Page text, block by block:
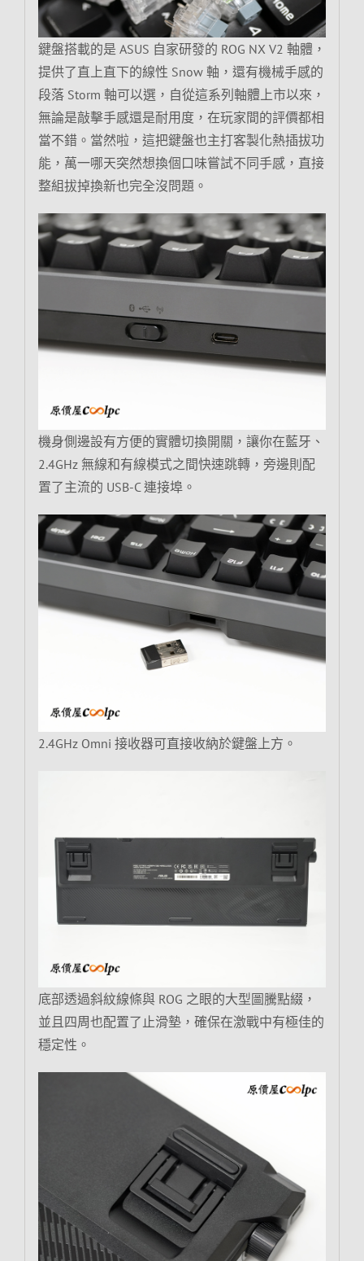
鍵盤搭載的是 ASUS 自家研發的 ROG NX V2 軸體，
提供了直上直下的線性 Snow 軸，還有機械手感的
段落 Storm 軸可以選，自從這系列軸體上市以來，
無論是敲擊手感還是耐用度，在玩家間的評價都相
當不錯。當然啦，這把鍵盤也主打客製化熱插拔功
能，萬一哪天突然想換個口味嘗試不同手感，直接
整組拔掉換新也完全沒問題。
機身側邊設有方便的實體切換開關，讓你在藍牙、
2.4GHz 無線和有線模式之間快速跳轉，旁邊則配
置了主流的 USB-C 連接埠。
2.4GHz Omni 接收器可直接收納於鍵盤上方。
底部透過斜紋線條與 ROG 之眼的大型圖騰點綴，
並且四周也配置了止滑墊，確保在激戰中有極佳的
穩定性。